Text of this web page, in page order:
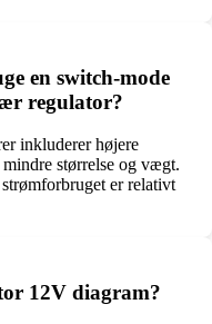
en switch-mode
regulator?
inkluderer højere
størrelse og vægt.
er relativt
12V diagram?